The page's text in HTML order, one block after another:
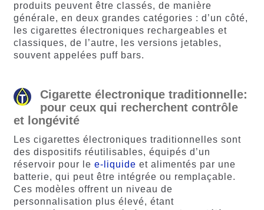
produits peuvent être classés, de manière
générale, en deux grandes catégories : d’un côté,
les cigarettes électroniques rechargeables et
classiques, de l’autre, les versions jetables,
souvent appelées puff bars.
Cigarette électronique traditionnelle:
pour ceux qui recherchent contrôle
et longévité
Les cigarettes électroniques traditionnelles sont
des dispositifs réutilisables, équipés d’un
réservoir pour le e-liquide et alimentés par une
batterie, qui peut être intégrée ou remplaçable.
Ces modèles offrent un niveau de
personnalisation plus élevé, étant